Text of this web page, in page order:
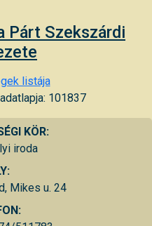
Párt Szekszárdi
listája
101837
KÖR:
iroda
Mikes u. 24